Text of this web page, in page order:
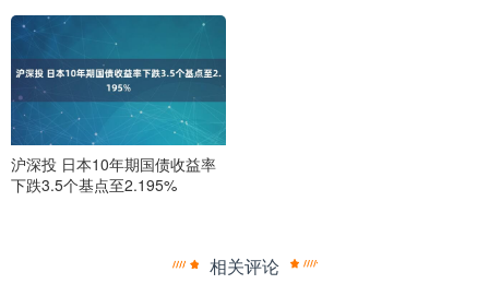
沪深投 日本10年期国债收益率
下跌3.5个基点至2.195%
相关评论